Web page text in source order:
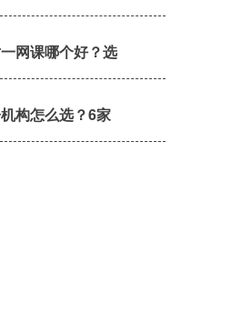
网课哪个好？选
构怎么选？6家